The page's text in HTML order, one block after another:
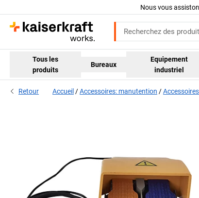
Nous vous
Tous les
produits
Bureaux
Equipement
industriel
Retour Accueil Accessoires: manutention